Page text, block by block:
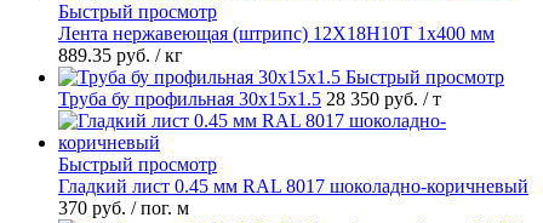
Быстрый просмотр
Лента нержавеющая (штрипс) 12Х18Н10Т 1х400 мм
889.35 руб. / кг
Быстрый просмотр
Труба бу профильная 30х15х1.5 28 350 руб. / т
Быстрый просмотр
Гладкий лист 0.45 мм RAL 8017 шоколадно-коричневый
370 руб. / пог. м